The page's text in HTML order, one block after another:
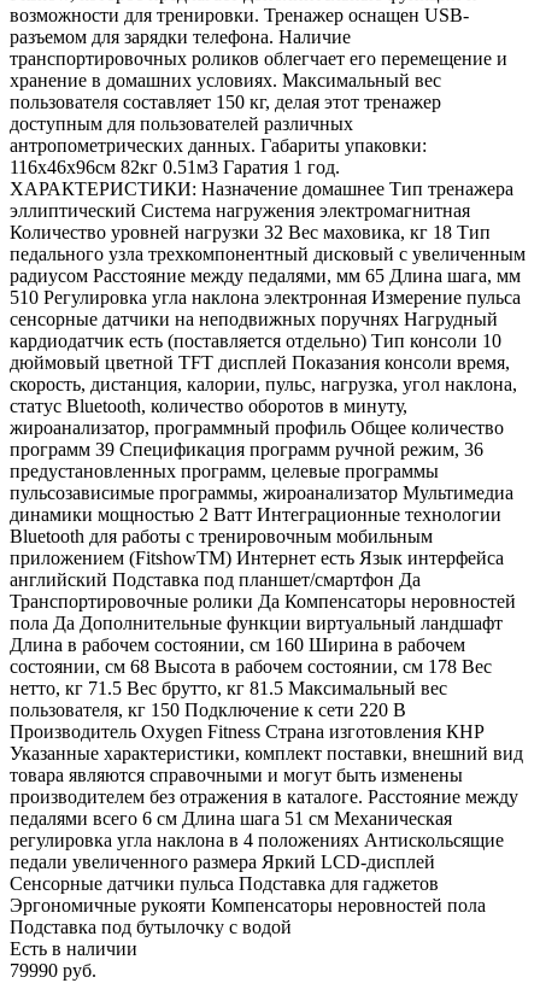
возможности для тренировки. Тренажер оснащен USB-
разъемом для зарядки телефона. Наличие
транспортировочных роликов облегчает его перемещение и
хранение в домашних условиях. Максимальный вес
пользователя составляет 150 кг, делая этот тренажер
доступным для пользователей различных
антропометрических данных. Габариты упаковки:
116х46х96см 82кг 0.51м3 Гаратия 1 год.
ХАРАКТЕРИСТИКИ: Назначение домашнее Тип тренажера
эллиптический Система нагружения электромагнитная
Количество уровней нагрузки 32 Вес маховика, кг 18 Тип
педального узла трехкомпонентный дисковый с увеличенным
радиусом Расстояние между педалями, мм 65 Длина шага, мм
510 Регулировка угла наклона электронная Измерение пульса
сенсорные датчики на неподвижных поручнях Нагрудный
кардиодатчик есть (поставляется отдельно) Тип консоли 10
дюймовый цветной TFT дисплей Показания консоли время,
скорость, дистанция, калории, пульс, нагрузка, угол наклона,
статус Bluetooth, количество оборотов в минуту,
жироанализатор, программный профиль Общее количество
программ 39 Спецификация программ ручной режим, 36
предустановленных программ, целевые программы
пульсозависимые программы, жироанализатор Мультимедиа
динамики мощностью 2 Ватт Интеграционные технологии
Bluetooth для работы с тренировочным мобильным
приложением (FitshowTM) Интернет есть Язык интерфейса
английский Подставка под планшет/смартфон Да
Транспортировочные ролики Да Компенсаторы неровностей
пола Да Дополнительные функции виртуальный ландшафт
Длина в рабочем состоянии, см 160 Ширина в рабочем
состоянии, см 68 Высота в рабочем состоянии, см 178 Вес
нетто, кг 71.5 Вес брутто, кг 81.5 Максимальный вес
пользователя, кг 150 Подключение к сети 220 В
Производитель Oxygen Fitness Страна изготовления КНР
Указанные характеристики, комплект поставки, внешний вид
товара являются справочными и могут быть изменены
производителем без отражения в каталоге. Расстояние между
педалями всего 6 см Длина шага 51 см Механическая
регулировка угла наклона в 4 положениях Антискольсящие
педали увеличенного размера Яркий LCD-дисплей
Сенсорные датчики пульса Подставка для гаджетов
Эргономичные рукояти Компенсаторы неровностей пола
Подставка под бутылочку с водой
Есть в наличии
79990 руб.